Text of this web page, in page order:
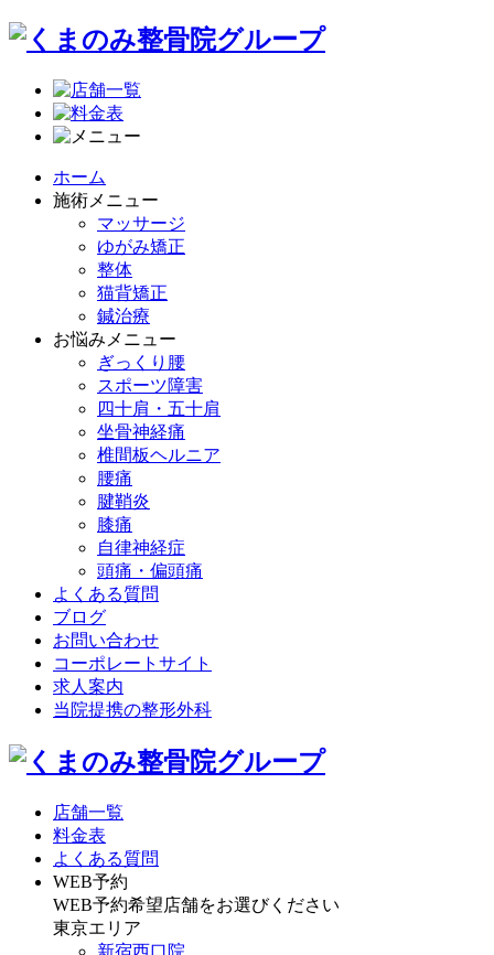
ホーム
施術メニュー
マッサージ
ゆがみ矯正
整体
猫背矯正
鍼治療
お悩みメニュー
ぎっくり腰
スポーツ障害
四十肩・五十肩
坐骨神経痛
椎間板ヘルニア
腰痛
腱鞘炎
膝痛
自律神経症
頭痛・偏頭痛
よくある質問
ブログ
お問い合わせ
コーポレートサイト
求人案内
当院提携の整形外科
店舗一覧
料金表
よくある質問
WEB予約
WEB予約希望店舗をお選びください
東京エリア
新宿西口院